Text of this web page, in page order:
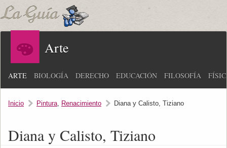
Arte
ARTE BIOLOGÍA DERECHO EDUCACIÓN FILOSOFÍA
Inicio Pintura, Renacimiento Diana y Calisto, Tiziano
Diana y Calisto, Tiziano